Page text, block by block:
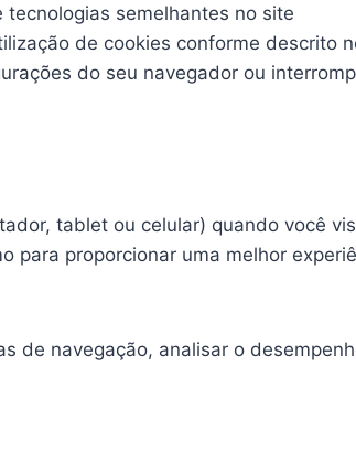
semelhantes no site
de cookies conforme descrito
do seu navegador ou
tablet ou celular) quando você
para proporcionar uma melhor
de navegação, analisar o